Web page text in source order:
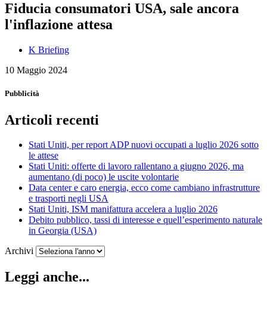
Fiducia consumatori USA, sale ancora
l'inflazione attesa
K Briefing
10 Maggio 2024
Pubblicità
Articoli recenti
Stati Uniti, per report ADP nuovi occupati a luglio 2026 sotto
le attese
Stati Uniti: offerte di lavoro rallentano a giugno 2026, ma
aumentano (di poco) le uscite volontarie
Data center e caro energia, ecco come cambiano infrastrutture
e trasporti negli USA
Stati Uniti, ISM manifattura accelera a luglio 2026
Debito pubblico, tassi di interesse e quell’esperimento naturale
in Georgia (USA)
Archivi
Leggi anche...